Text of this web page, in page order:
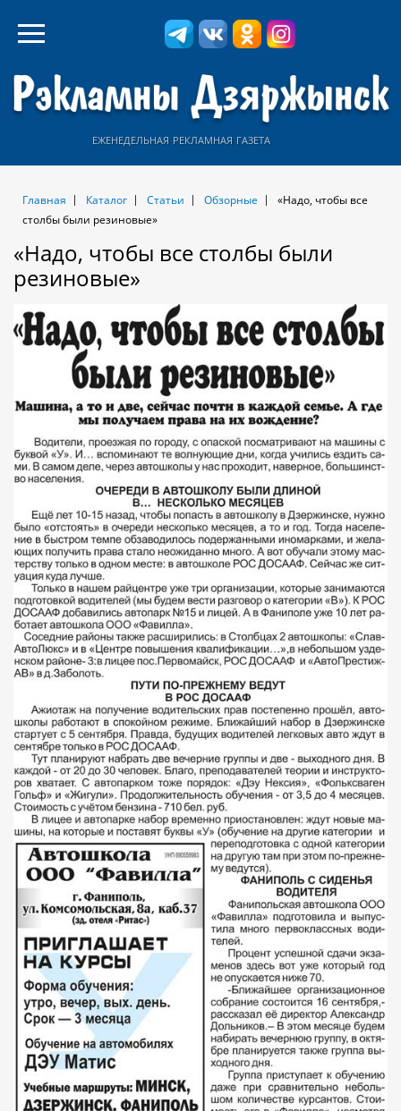
еженедельная рекламная газета
Главная Каталог Статьи Обзорные
«Надо, чтобы все
столбы были резиновые»
«Надо, чтобы все столбы были
резиновые»